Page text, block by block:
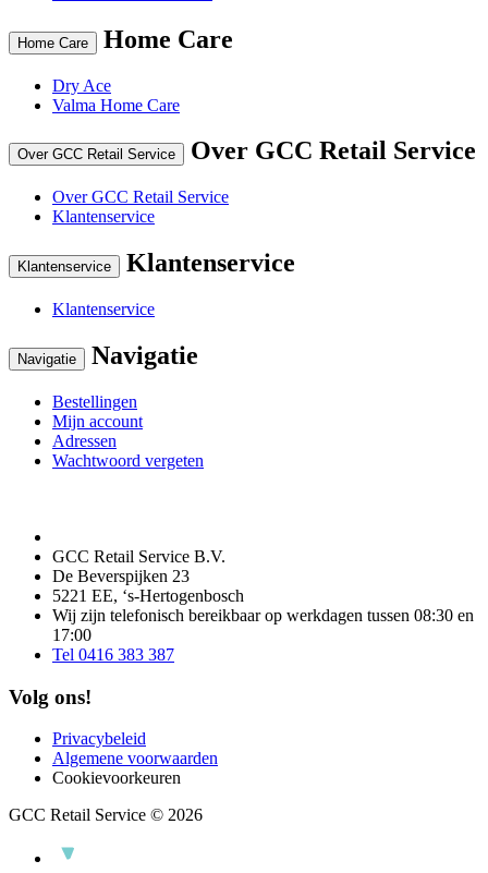
Home Care Home Care
Dry Ace
Valma Home Care
Over GCC Retail Service Over GCC Retail Service
Over GCC Retail Service
Klantenservice
Klantenservice Klantenservice
Klantenservice
Navigatie Navigatie
Bestellingen
Mijn account
Adressen
Wachtwoord vergeten
GCC Retail Service B.V.
De Beverspijken 23
5221 EE, ‘s-Hertogenbosch
Wij zijn telefonisch bereikbaar op werkdagen tussen 08:30 en
17:00
Tel 0416 383 387
Volg ons!
Privacybeleid
Algemene voorwaarden
Cookievoorkeuren
GCC Retail Service © 2026